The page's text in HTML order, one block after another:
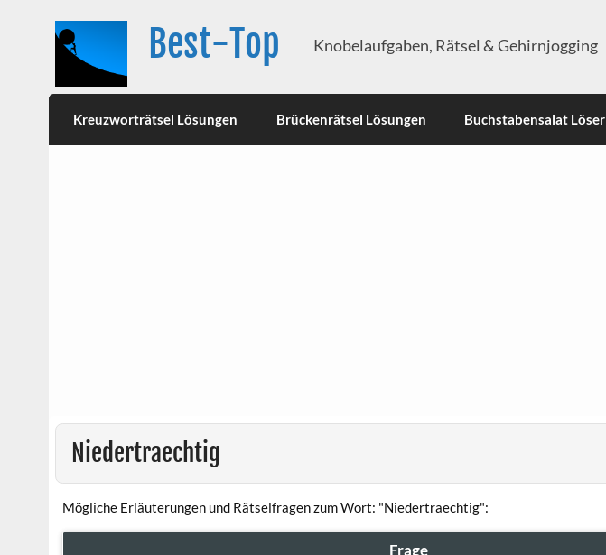
Best-Top Knobelaufgaben, Rätsel & Gehirnjogging
Kreuzworträtsel Lösungen Brückenrätsel Lösungen Buchstabensalat Löser
Niedertraechtig
Mögliche Erläuterungen und Rätselfragen zum Wort: "Niedertraechtig":
Frage